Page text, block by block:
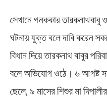
সেখানে গনককার
ঘটনায় যুক্ত বলে দাবি করেন
বিধান দিয়ে তারকনাথ বাবুর
বলে অভিযোগ ওঠে। ৬ আগষ্ট
ছেলে, ৯ মাসের শিশুর মা